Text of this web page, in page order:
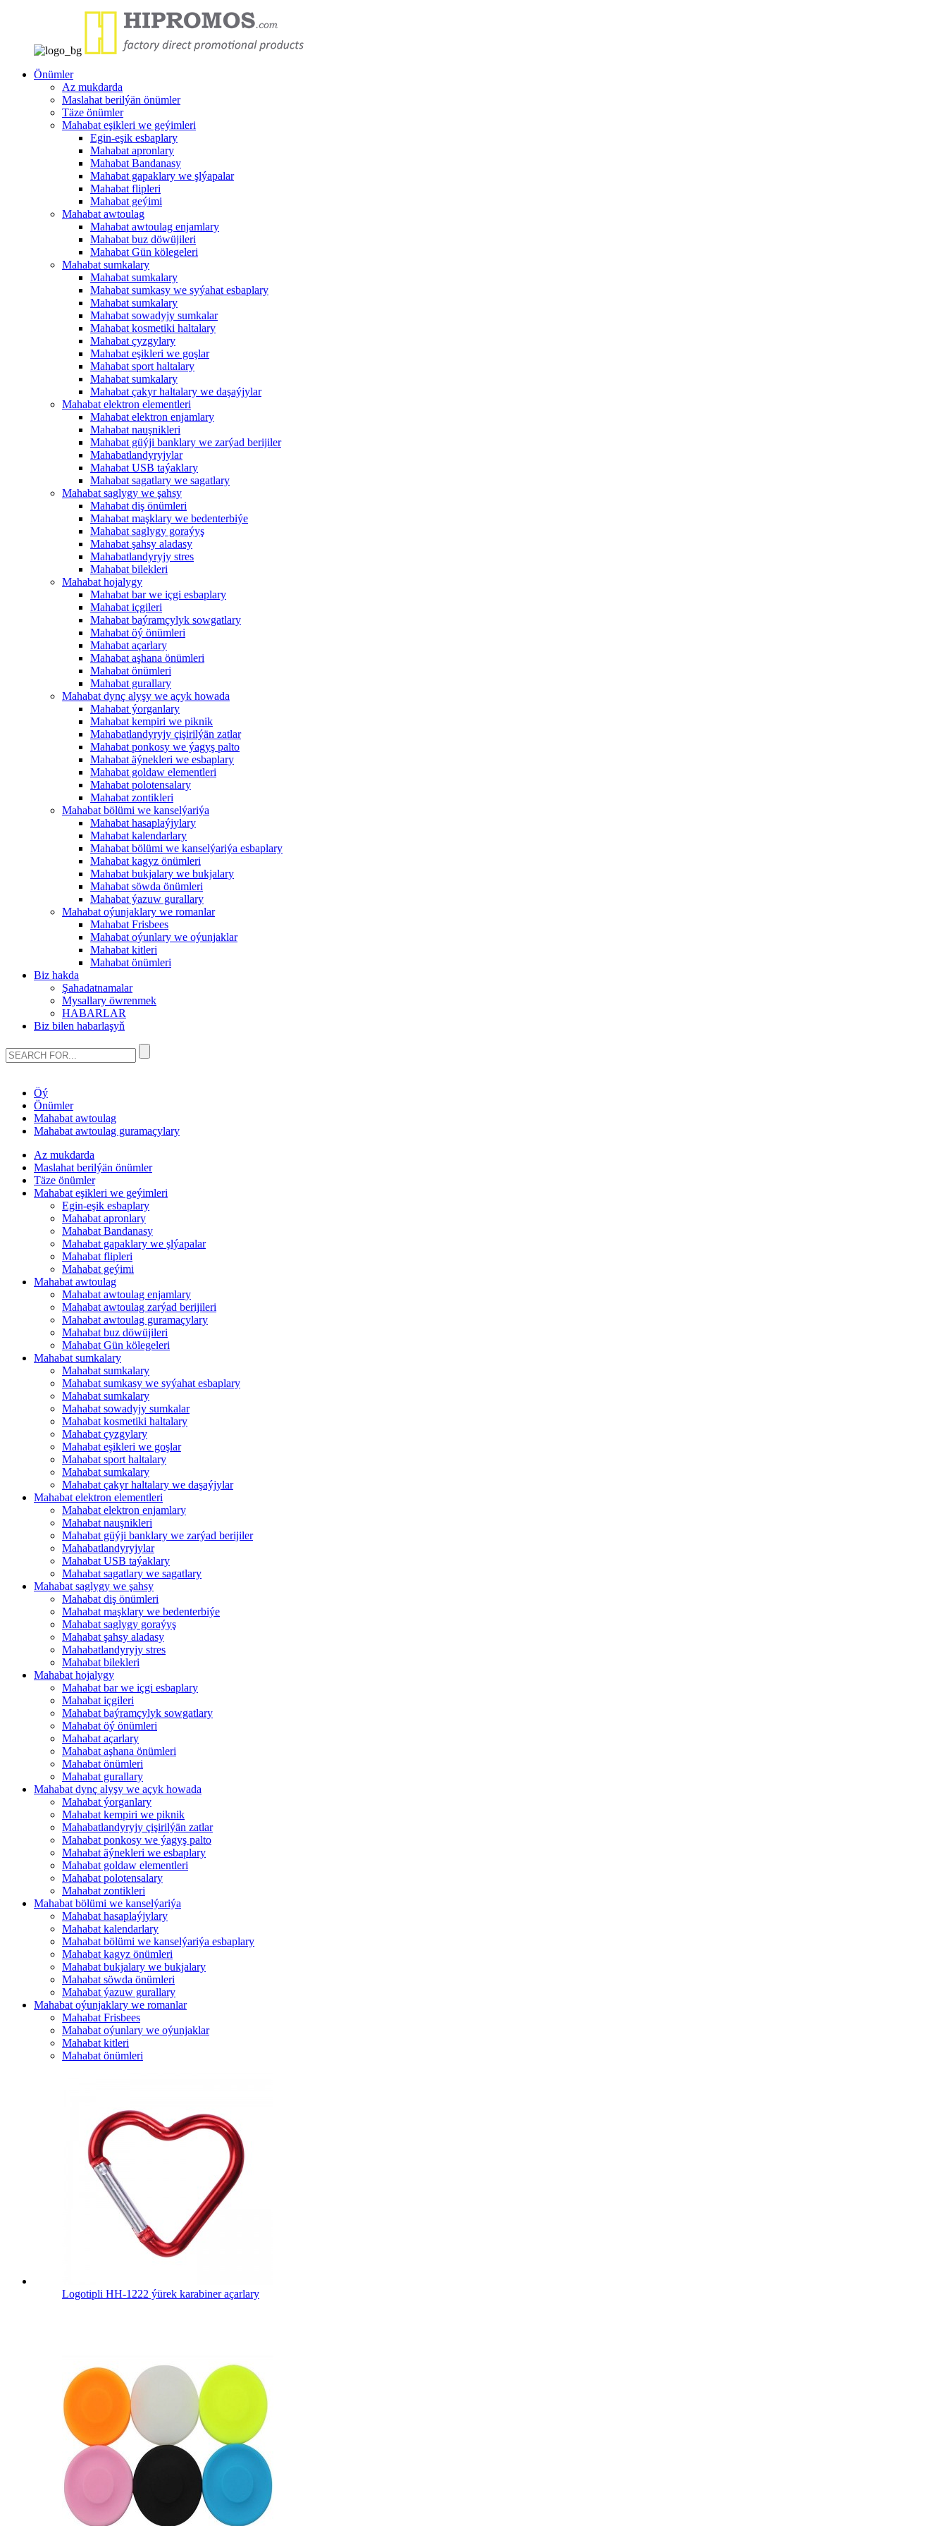
Önümler
Az mukdarda
Maslahat berilýän önümler
Täze önümler
Mahabat eşikleri we geýimleri
Egin-eşik esbaplary
Mahabat apronlary
Mahabat Bandanasy
Mahabat gapaklary we şlýapalar
Mahabat flipleri
Mahabat geýimi
Mahabat awtoulag
Mahabat awtoulag enjamlary
Mahabat buz döwüjileri
Mahabat Gün kölegeleri
Mahabat sumkalary
Mahabat sumkalary
Mahabat sumkasy we syýahat esbaplary
Mahabat sumkalary
Mahabat sowadyjy sumkalar
Mahabat kosmetiki haltalary
Mahabat çyzgylary
Mahabat eşikleri we goşlar
Mahabat sport haltalary
Mahabat sumkalary
Mahabat çakyr haltalary we daşaýjylar
Mahabat elektron elementleri
Mahabat elektron enjamlary
Mahabat nauşnikleri
Mahabat güýji banklary we zarýad berijiler
Mahabatlandyryjylar
Mahabat USB taýaklary
Mahabat sagatlary we sagatlary
Mahabat saglygy we şahsy
Mahabat diş önümleri
Mahabat maşklary we bedenterbiýe
Mahabat saglygy goraýyş
Mahabat şahsy aladasy
Mahabatlandyryjy stres
Mahabat bilekleri
Mahabat hojalygy
Mahabat bar we içgi esbaplary
Mahabat içgileri
Mahabat baýramçylyk sowgatlary
Mahabat öý önümleri
Mahabat açarlary
Mahabat aşhana önümleri
Mahabat önümleri
Mahabat gurallary
Mahabat dynç alyşy we açyk howada
Mahabat ýorganlary
Mahabat kempiri we piknik
Mahabatlandyryjy çişirilýän zatlar
Mahabat ponkosy we ýagyş palto
Mahabat äýnekleri we esbaplary
Mahabat goldaw elementleri
Mahabat polotensalary
Mahabat zontikleri
Mahabat bölümi we kanselýariýa
Mahabat hasaplaýjylary
Mahabat kalendarlary
Mahabat bölümi we kanselýariýa esbaplary
Mahabat kagyz önümleri
Mahabat bukjalary we bukjalary
Mahabat söwda önümleri
Mahabat ýazuw gurallary
Mahabat oýunjaklary we romanlar
Mahabat Frisbees
Mahabat oýunlary we oýunjaklar
Mahabat kitleri
Mahabat önümleri
Biz hakda
Şahadatnamalar
Mysallary öwrenmek
HABARLAR
Biz bilen habarlaşyň
Öý
Önümler
Mahabat awtoulag
Mahabat awtoulag guramaçylary
Az mukdarda
Maslahat berilýän önümler
Täze önümler
Mahabat eşikleri we geýimleri
Egin-eşik esbaplary
Mahabat apronlary
Mahabat Bandanasy
Mahabat gapaklary we şlýapalar
Mahabat flipleri
Mahabat geýimi
Mahabat awtoulag
Mahabat awtoulag enjamlary
Mahabat awtoulag zarýad berijileri
Mahabat awtoulag guramaçylary
Mahabat buz döwüjileri
Mahabat Gün kölegeleri
Mahabat sumkalary
Mahabat sumkalary
Mahabat sumkasy we syýahat esbaplary
Mahabat sumkalary
Mahabat sowadyjy sumkalar
Mahabat kosmetiki haltalary
Mahabat çyzgylary
Mahabat eşikleri we goşlar
Mahabat sport haltalary
Mahabat sumkalary
Mahabat çakyr haltalary we daşaýjylar
Mahabat elektron elementleri
Mahabat elektron enjamlary
Mahabat nauşnikleri
Mahabat güýji banklary we zarýad berijiler
Mahabatlandyryjylar
Mahabat USB taýaklary
Mahabat sagatlary we sagatlary
Mahabat saglygy we şahsy
Mahabat diş önümleri
Mahabat maşklary we bedenterbiýe
Mahabat saglygy goraýyş
Mahabat şahsy aladasy
Mahabatlandyryjy stres
Mahabat bilekleri
Mahabat hojalygy
Mahabat bar we içgi esbaplary
Mahabat içgileri
Mahabat baýramçylyk sowgatlary
Mahabat öý önümleri
Mahabat açarlary
Mahabat aşhana önümleri
Mahabat önümleri
Mahabat gurallary
Mahabat dynç alyşy we açyk howada
Mahabat ýorganlary
Mahabat kempiri we piknik
Mahabatlandyryjy çişirilýän zatlar
Mahabat ponkosy we ýagyş palto
Mahabat äýnekleri we esbaplary
Mahabat goldaw elementleri
Mahabat polotensalary
Mahabat zontikleri
Mahabat bölümi we kanselýariýa
Mahabat hasaplaýjylary
Mahabat kalendarlary
Mahabat bölümi we kanselýariýa esbaplary
Mahabat kagyz önümleri
Mahabat bukjalary we bukjalary
Mahabat söwda önümleri
Mahabat ýazuw gurallary
Mahabat oýunjaklary we romanlar
Mahabat Frisbees
Mahabat oýunlary we oýunjaklar
Mahabat kitleri
Mahabat önümleri
Logotipli HH-1222 ýürek karabiner açarlary